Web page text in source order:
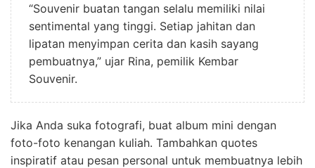
“Souvenir buatan tangan selalu memiliki nilai
sentimental yang tinggi. Setiap jahitan dan
lipatan menyimpan cerita dan kasih sayang
pembuatnya,” ujar Rina, pemilik Kembar
Souvenir.
Jika Anda suka fotografi, buat album mini dengan
foto-foto kenangan kuliah. Tambahkan quotes
inspiratif atau pesan personal untuk membuatnya lebih